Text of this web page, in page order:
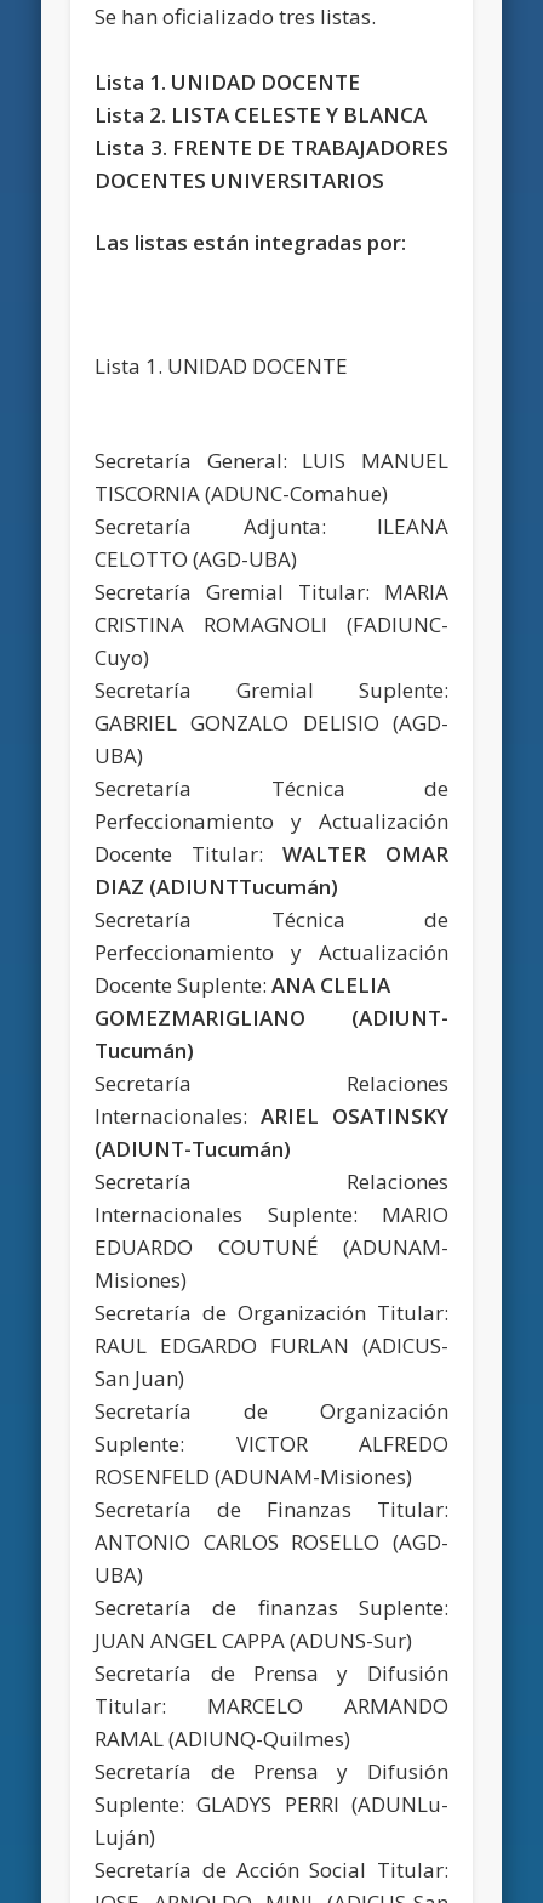
Se han oficializado tres listas.
Lista 1. UNIDAD DOCENTE
Lista 2. LISTA CELESTE Y BLANCA
Lista 3. FRENTE DE TRABAJADORES
DOCENTES UNIVERSITARIOS
Las listas están integradas por:
Lista 1. UNIDAD DOCENTE
Secretaría General: LUIS MANUEL
TISCORNIA (ADUNC-Comahue)
Secretaría Adjunta: ILEANA
CELOTTO (AGD-UBA)
Secretaría Gremial Titular: MARIA
CRISTINA ROMAGNOLI (FADIUNC-
Cuyo)
Secretaría Gremial Suplente:
GABRIEL GONZALO DELISIO (AGD-
UBA)
Secretaría Técnica de
Perfeccionamiento y Actualización
Docente Titular: WALTER OMAR
DIAZ (ADIUNTTucumán)
Secretaría Técnica de
Perfeccionamiento y Actualización
Docente Suplente:ANA CLELIA
GOMEZMARIGLIANO (ADIUNT-
Tucumán)
Secretaría Relaciones
Internacionales: ARIEL OSATINSKY
(ADIUNT-Tucumán)
Secretaría Relaciones
Internacionales Suplente: MARIO
EDUARDO COUTUNÉ (ADUNAM-
Misiones)
Secretaría de Organización Titular:
RAUL EDGARDO FURLAN (ADICUS-
San Juan)
Secretaría de Organización
Suplente: VICTOR ALFREDO
ROSENFELD (ADUNAM-Misiones)
Secretaría de Finanzas Titular:
ANTONIO CARLOS ROSELLO (AGD-
UBA)
Secretaría de finanzas Suplente:
JUAN ANGEL CAPPA (ADUNS-Sur)
Secretaría de Prensa y Difusión
Titular: MARCELO ARMANDO
RAMAL (ADIUNQ-Quilmes)
Secretaría de Prensa y Difusión
Suplente: GLADYS PERRI (ADUNLu-
Luján)
Secretaría de Acción Social Titular: